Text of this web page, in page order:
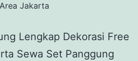
Area Jakarta
Lengkap Dekorasi Free
Sewa Set Panggung